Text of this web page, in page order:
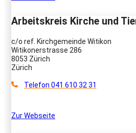
Arbeitskreis Kirche und
c/o ref. Kirchgemeinde Witikon
Witikonerstrasse 286
8053 Zürich
Zürich
Telefon 041 610 32 31
Zur Webseite